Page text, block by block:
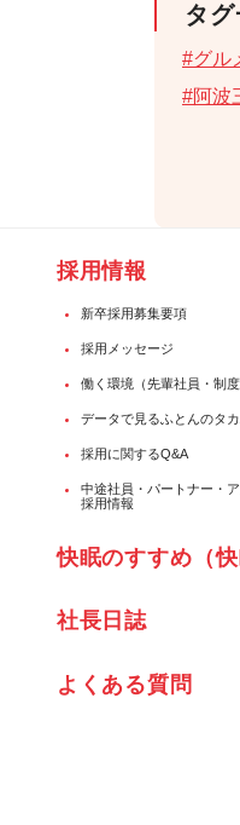
タ
グル
阿波
採用情報
新卒採用募集要項
採用メッセージ
働く環境（先輩社員・制度
データで見るふとんのタ
採用に関するQ&A
中途社員・パートナー・
採用情報
快眠のすすめ（快
社⾧日誌
よくある質問